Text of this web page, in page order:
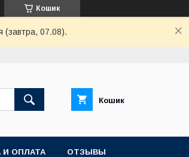
Кошик
(завтра, 07.08).
Кошик
И ОПЛАТА ОТЗЫВЫ